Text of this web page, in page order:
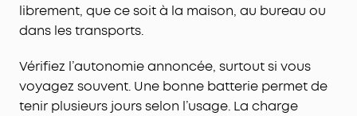
librement, que ce soit à la maison, au bureau ou
dans les transports.
Vérifiez l’autonomie annoncée, surtout si vous
voyagez souvent. Une bonne batterie permet de
tenir plusieurs jours selon l’usage. La charge